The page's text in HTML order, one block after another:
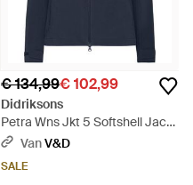
€ 134,99€ 102,99
Didriksons
Petra Wns Jkt 5 Softshell Jack
Blauwdonker - Blauw
VanV&D
SALE